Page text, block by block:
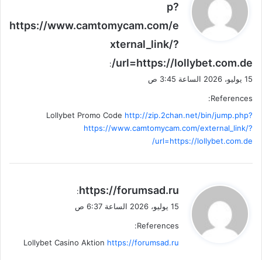
و
ل
p?
https://www.camtomycam.com/e
xternal_link/?
url=https://lollybet.com.de/
:
15 يوليو، 2026 الساعة 3:45 ص
References:
Lollybet Promo Code http://zip.2chan.net/bin/jump.php?
https://www.camtomycam.com/external_link/?
url=https://lollybet.com.de/
ي
ق
ل
https://forumsad.ru
:
15 يوليو، 2026 الساعة 6:37 ص
References:
Lollybet Casino Aktion https://forumsad.ru